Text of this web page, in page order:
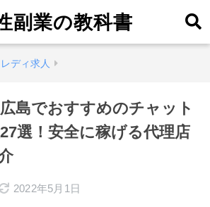
副業の教科書
ディ求人
広島でおすすめのチャット
選！安全に稼げる代理店
2022年5月1日